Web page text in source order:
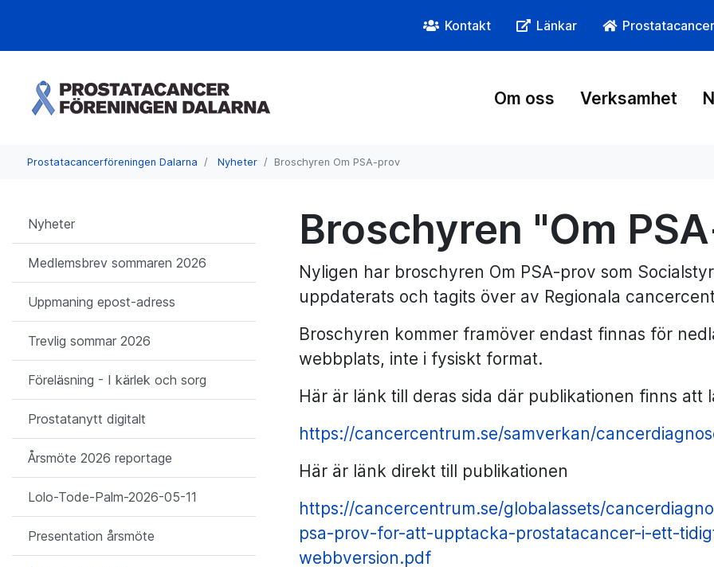
Kontakt Länkar
Om oss Verksamhet
Prostatacancerföreningen Dalarna Nyheter Broschyren Om PSA-prov
Nyheter
Medlemsbrev sommaren 2026
Uppmaning epost-adress
Trevlig sommar 2026
Föreläsning - I kärlek och sorg
Prostatanytt digitalt
Årsmöte 2026 reportage
Lolo-Tode-Palm-2026-05-11
Presentation årsmöte
Broschyren "Om
Nyligen har broschyren Om PSA-prov som
uppdaterats och tagits över av Regionala
Broschyren kommer framöver endast finnas för
webbplats, inte i fysiskt format.
Här är länk till deras sida där publikationen finns att
https://cancercentrum.se/samverkan/
Här är länk direkt till publikationen
https://cancercentrum.se/globalassets/
psa-prov-for-att-upptacka-prostatacancer-i-ett-
webbversion.pdf